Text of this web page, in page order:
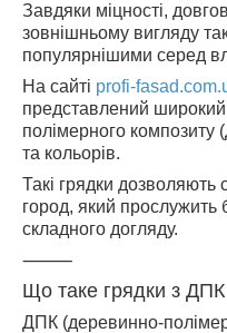
Завдяки міцності,
зовнішньому вигляду
популярнішими серед
На сайті profi-
представлений широкий
полімерного композиту
та кольорів.
Такі грядки дозволяють
город, який прослужить
складного догляду.
⸻
Що таке грядки з ДПК
ДПК (деревинно-